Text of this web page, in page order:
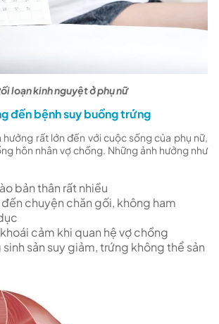
loạn kinh nguyệt ở phụ nữ
đến bệnh suy buồng trứng
hưởng rất lớn đến với cuộc sống của phụ nữ,
hôn nhân vợ chồng. Những ảnh hưởng như
bản thân rất nhiều
chuyện chăn gối, không ham
cảm khi quan hệ vợ chồng
sản suy giảm, trứng không thể sản